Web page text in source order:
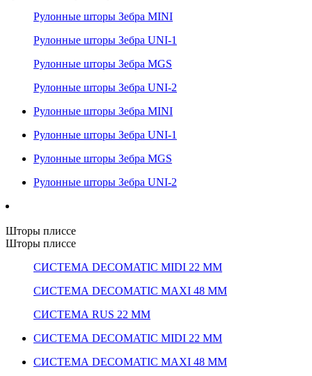
Рулонные шторы Зебра MINI
Рулонные шторы Зебра UNI-1
Рулонные шторы Зебра MGS
Рулонные шторы Зебра UNI-2
Рулонные шторы Зебра MINI
Рулонные шторы Зебра UNI-1
Рулонные шторы Зебра MGS
Рулонные шторы Зебра UNI-2
Шторы плиссе
Шторы плиссе
СИСТЕМА DECOMATIC MIDI 22 ММ
СИСТЕМА DECOMATIC MAXI 48 ММ
СИСТЕМА RUS 22 ММ
СИСТЕМА DECOMATIC MIDI 22 ММ
СИСТЕМА DECOMATIC MAXI 48 ММ